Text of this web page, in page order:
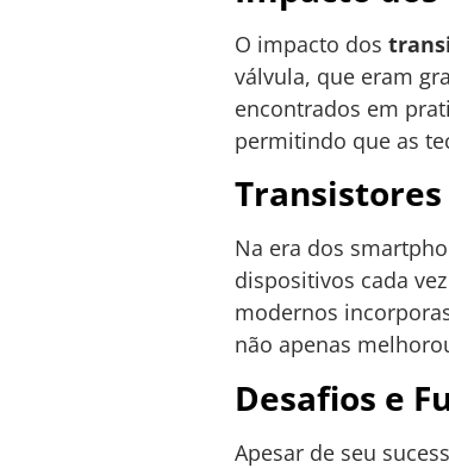
O impacto dos
válvula, que eram
encontrados em
permitindo que as
Transistores
Na era dos
dispositivos cada
modernos
não apenas
Desafios e
Apesar de seu